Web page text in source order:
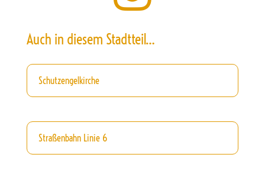
Auch in diesem Stadtteil…
Schutzengelkirche
Straßenbahn Linie 6